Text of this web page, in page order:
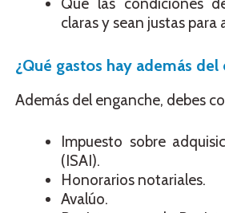
Que las condiciones
claras y sean justas para
¿Qué gastos hay además del
Además del enganche, debes
Impuesto sobre
(ISAI).
Honorarios notariales.
Avalúo.